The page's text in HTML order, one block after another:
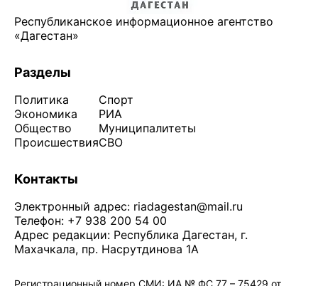
Республиканское информационное агентство
«Дагестан»
Разделы
Политика
Экономика
Общество
Происшествия
Спорт
РИА
Муниципалитеты
СВО
Контакты
Электронный адрес: riadagestan@mail.ru
Телефон: +7 938 200 54 00
Адрес редакции: Республика Дагестан, г.
Махачкала, пр. Насрутдинова 1А
Регистрационный номер СМИ: ИА № ФС 77 – 75429 от